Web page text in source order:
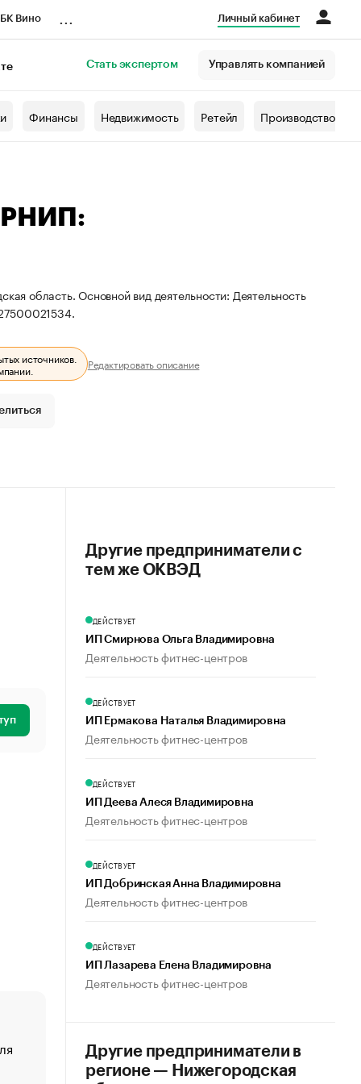
Вино Личный кабинет
Стать экспертом Управлять компанией
Финансы Недвижимость Ретейл Производство
область. Основной вид деятельности: Деятельность
источников.
Редактировать описание
«От спорта тело стареет иначе». Как живет глава
создавшей GTA
Другие предприниматели с
тем же ОКВЭД
ДЕЙСТВУЕТ
ИП Смирнова Ольга Владимировна
Деятельность фитнес-центров
ДЕЙСТВУЕТ
ИП Ермакова Наталья Владимировна
Деятельность фитнес-центров
ДЕЙСТВУЕТ
ИП Деева Алеся Владимировна
Деятельность фитнес-центров
ДЕЙСТВУЕТ
ИП Добринская Анна Владимировна
Деятельность фитнес-центров
ДЕЙСТВУЕТ
ИП Лазарева Елена Владимировна
Деятельность фитнес-центров
Другие предприниматели в
регионе — Нижегородская